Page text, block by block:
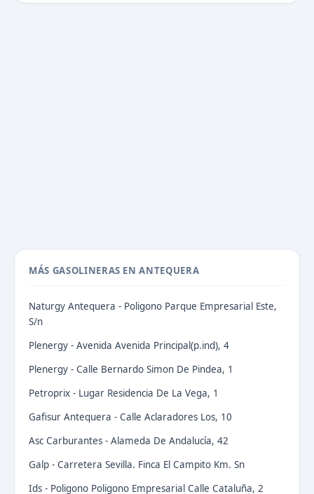
MÁS GASOLINERAS EN ANTEQUERA
Naturgy Antequera - Poligono Parque Empresarial Este,
S/n
Plenergy - Avenida Avenida Principal(p.ind), 4
Plenergy - Calle Bernardo Simon De Pindea, 1
Petroprix - Lugar Residencia De La Vega, 1
Gafisur Antequera - Calle Aclaradores Los, 10
Asc Carburantes - Alameda De Andalucía, 42
Galp - Carretera Sevilla. Finca El Campito Km. Sn
Ids - Poligono Poligono Empresarial Calle Cataluña, 2